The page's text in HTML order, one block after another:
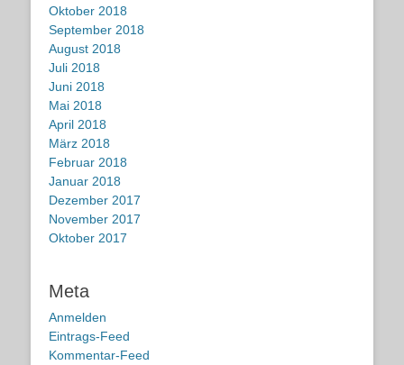
Oktober 2018
September 2018
August 2018
Juli 2018
Juni 2018
Mai 2018
April 2018
März 2018
Februar 2018
Januar 2018
Dezember 2017
November 2017
Oktober 2017
Meta
Anmelden
Eintrags-Feed
Kommentar-Feed